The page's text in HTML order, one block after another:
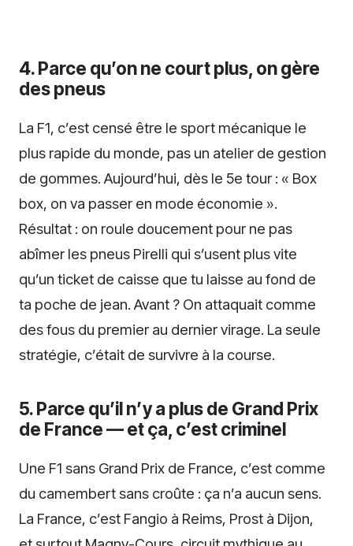
4. Parce qu’on ne court plus, on gère
des pneus
La F1, c’est censé être le sport mécanique le
plus rapide du monde, pas un atelier de gestion
de gommes. Aujourd’hui, dès le 5e tour : « Box
box, on va passer en mode économie ».
Résultat : on roule doucement pour ne pas
abîmer les pneus Pirelli qui s’usent plus vite
qu’un ticket de caisse que tu laisse au fond de
ta poche de jean. Avant ? On attaquait comme
des fous du premier au dernier virage. La seule
stratégie, c’était de survivre à la course.
5. Parce qu’il n’y a plus de Grand Prix
de France — et ça, c’est criminel
Une F1 sans Grand Prix de France, c’est comme
du camembert sans croûte : ça n’a aucun sens.
La France, c’est Fangio à Reims, Prost à Dijon,